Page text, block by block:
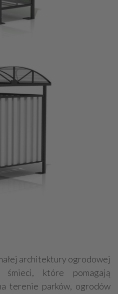
architektury ogrodowej
które pomagają
terenie parków, ogrodów